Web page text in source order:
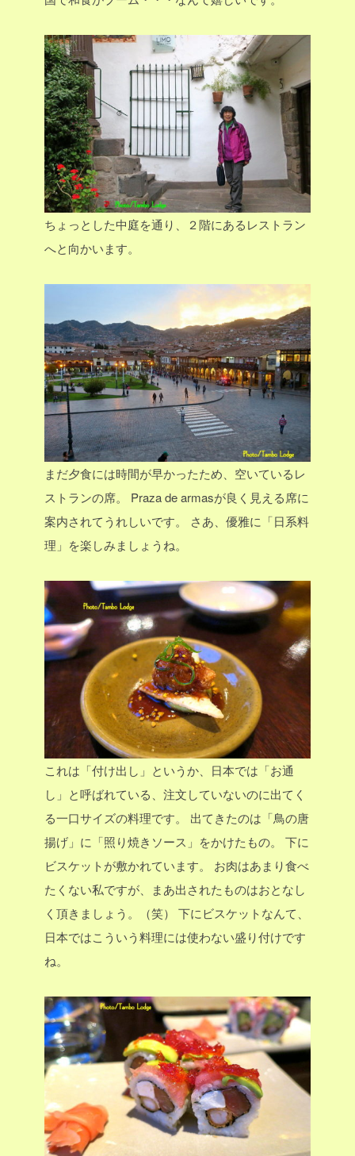
ちょっとした中庭を通り、２階にあるレストラン
へと向かいます。
まだ夕食には時間が早かったため、空いているレ
ストランの席。
Praza de armasが良く見える席に
案内されてうれしいです。
さあ、優雅に「日系料
理」を楽しみましょうね。
これは「付け出し」というか、日本では「お通
し」と呼ばれている、注文していないのに出てく
る一口サイズの料理です。
出てきたのは「鳥の唐
揚げ」に「照り焼きソース」をかけたもの。
下に
ビスケットが敷かれています。
お肉はあまり食べ
たくない私ですが、まあ出されたものはおとなし
く頂きましょう。（笑）
下にビスケットなんて、
日本ではこういう料理には使わない盛り付けです
ね。